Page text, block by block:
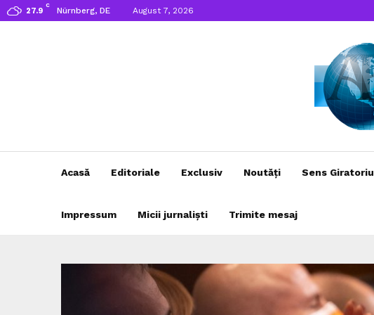
27.9
C
Nürnberg, DE August 7, 2026
Acasă Editoriale Exclusiv Noutăți Sens Giratoriu
Impressum Micii jurnaliști Trimite mesaj